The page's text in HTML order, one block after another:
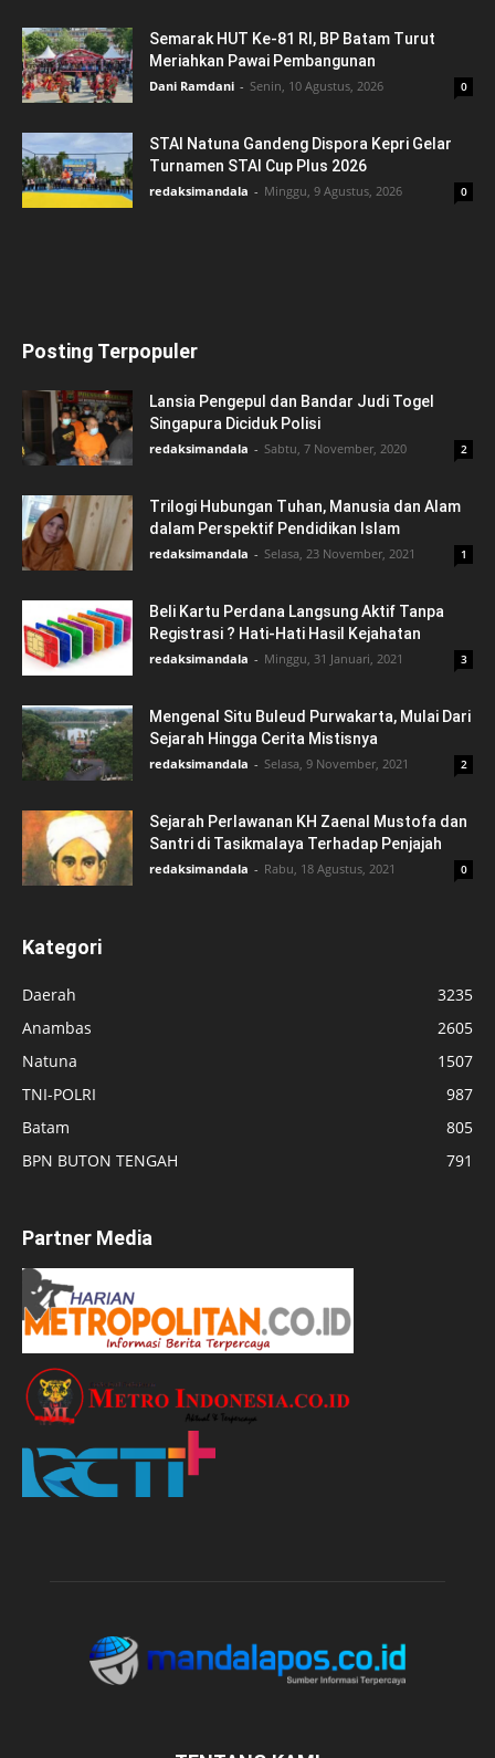
Semarak HUT Ke-81 RI, BP Batam Turut
Meriahkan Pawai Pembangunan
Dani Ramdani - Senin, 10 Agustus, 2026 0
STAI Natuna Gandeng Dispora Kepri Gelar
Turnamen STAI Cup Plus 2026
redaksimandala - Minggu, 9 Agustus, 2026 0
Posting Terpopuler
Lansia Pengepul dan Bandar Judi Togel
Singapura Diciduk Polisi
redaksimandala - Sabtu, 7 November, 2020 2
Trilogi Hubungan Tuhan, Manusia dan Alam
dalam Perspektif Pendidikan Islam
redaksimandala - Selasa, 23 November, 2021 1
Beli Kartu Perdana Langsung Aktif Tanpa
Registrasi ? Hati-Hati Hasil Kejahatan
redaksimandala - Minggu, 31 Januari, 2021 3
Mengenal Situ Buleud Purwakarta, Mulai Dari
Sejarah Hingga Cerita Mistisnya
redaksimandala - Selasa, 9 November, 2021 2
Sejarah Perlawanan KH Zaenal Mustofa dan
Santri di Tasikmalaya Terhadap Penjajah
redaksimandala - Rabu, 18 Agustus, 2021 0
Kategori
Daerah
3235
Anambas
2605
Natuna
1507
TNI-POLRI
987
Batam
805
BPN BUTON TENGAH
791
Partner Media